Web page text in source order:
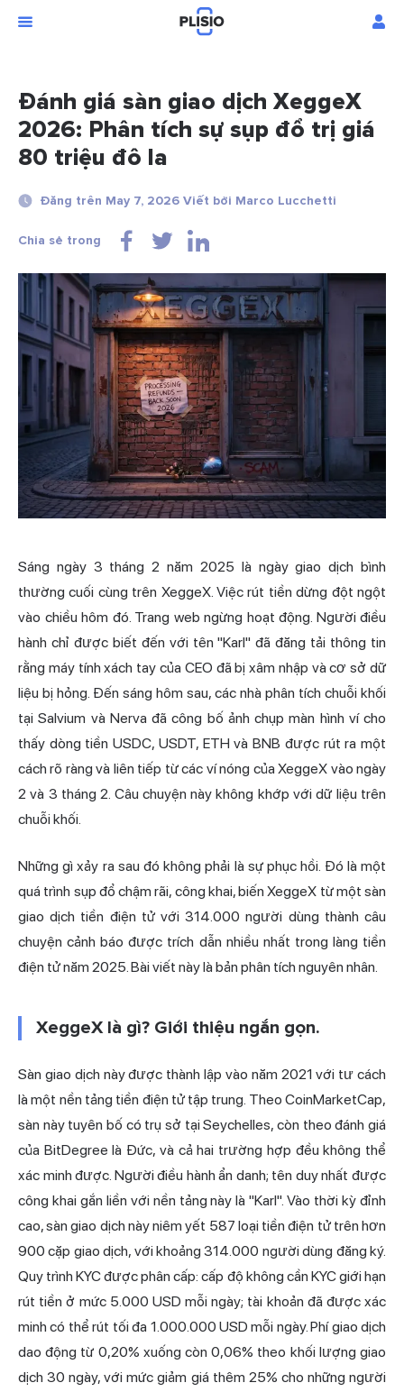
Đánh giá sàn giao dịch XeggeX
2026: Phân tích sự sụp đổ trị giá
80 triệu đô la
Đăng trên May 7, 2026 Viết bởi Marco Lucchetti
Chia sẻ trong
Sáng ngày 3 tháng 2 năm 2025 là ngày giao dịch bình
thường cuối cùng trên XeggeX. Việc rút tiền dừng đột ngột
vào chiều hôm đó. Trang web ngừng hoạt động. Người điều
hành chỉ được biết đến với tên "Karl" đã đăng tải thông tin
rằng máy tính xách tay của CEO đã bị xâm nhập và cơ sở dữ
liệu bị hỏng. Đến sáng hôm sau, các nhà phân tích chuỗi khối
tại Salvium và Nerva đã công bố ảnh chụp màn hình ví cho
thấy dòng tiền USDC, USDT, ETH và BNB được rút ra một
cách rõ ràng và liên tiếp từ các ví nóng của XeggeX vào ngày
2 và 3 tháng 2. Câu chuyện này không khớp với dữ liệu trên
chuỗi khối.
Những gì xảy ra sau đó không phải là sự phục hồi. Đó là một
quá trình sụp đổ chậm rãi, công khai, biến XeggeX từ một sàn
giao dịch tiền điện tử với 314.000 người dùng thành câu
chuyện cảnh báo được trích dẫn nhiều nhất trong làng tiền
điện tử năm 2025. Bài viết này là bản phân tích nguyên nhân.
XeggeX là gì? Giới thiệu ngắn gọn.
Sàn giao dịch này được thành lập vào năm 2021 với tư cách
là một nền tảng tiền điện tử tập trung. Theo CoinMarketCap,
sàn này tuyên bố có trụ sở tại Seychelles, còn theo đánh giá
của BitDegree là Đức, và cả hai trường hợp đều không thể
xác minh được. Người điều hành ẩn danh; tên duy nhất được
công khai gắn liền với nền tảng này là "Karl". Vào thời kỳ đỉnh
cao, sàn giao dịch này niêm yết 587 loại tiền điện tử trên hơn
900 cặp giao dịch, với khoảng 314.000 người dùng đăng ký.
Quy trình KYC được phân cấp: cấp độ không cần KYC giới hạn
rút tiền ở mức 5.000 USD mỗi ngày; tài khoản đã được xác
minh có thể rút tối đa 1.000.000 USD mỗi ngày. Phí giao dịch
dao động từ 0,20% xuống còn 0,06% theo khối lượng giao
dịch 30 ngày, với mức giảm giá thêm 25% cho những người